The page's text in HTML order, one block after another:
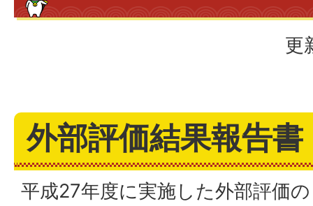
更
外部評価結果報告書
平成27年度に実施した外部評価